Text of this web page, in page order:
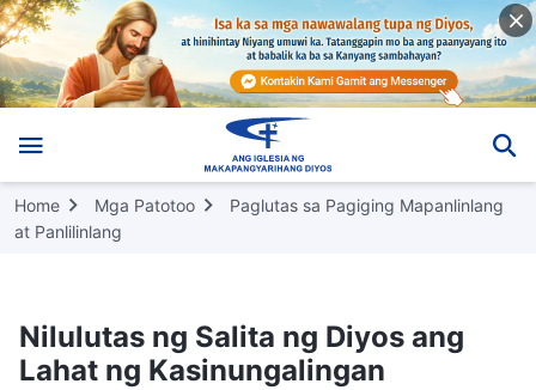
Home Mga Patotoo
Paglutas sa Pagiging Mapanlinlang
at Panlilinlang
Nilulutas ng Salita ng Diyos ang
Lahat ng Kasinungalingan